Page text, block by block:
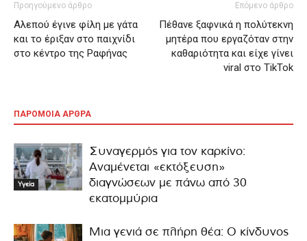
Προηγούμενο άρθρο
Αλεπού έγινε φίλη με γάτα
και το έριξαν στο παιχνίδι
στο κέντρο της Ραφήνας
Επόμενο άρθρο
Πέθανε ξαφνικά η πολύτεκνη
μητέρα που εργαζόταν στην
καθαριότητα και είχε γίνει
viral στο TikTok
ΠΑΡΟΜΟΙΑ ΑΡΘΡΑ
Υγεία
Συναγερμός για τον καρκίνο:
Αναμένεται «εκτόξευση»
διαγνώσεων με πάνω από 30
εκατομμύρια
Μια γενιά σε πλήρη θέα: Ο κίνδυνος